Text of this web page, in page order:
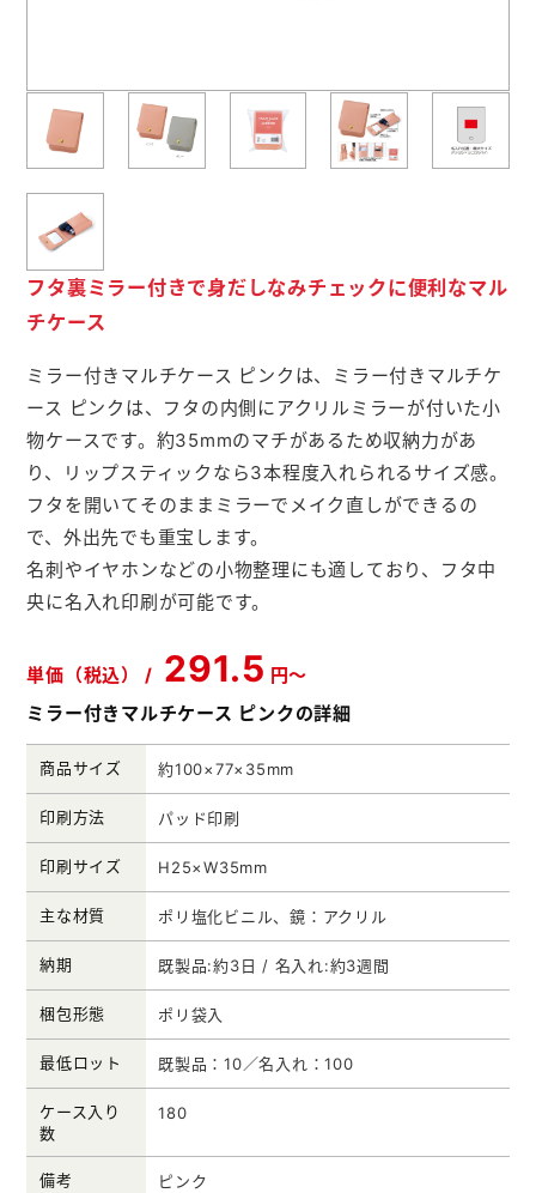
ポケットティッシュ本舗
キャンディー本舗
メモ帳本舗
クリアファイル本舗
ウェットティッシュ本舗
うちわ本舗
扇子本舗
ノベルティグッズ本舗
フタ裏ミラー付きで身だしなみチェックに便利なマル
チケース
ミラー付きマルチケース ピンクは、ミラー付きマルチケ
ース ピンクは、フタの内側にアクリルミラーが付いた小
物ケースです。約35mmのマチがあるため収納力があ
り、リップスティックなら3本程度入れられるサイズ感。
フタを開いてそのままミラーでメイク直しができるの
で、外出先でも重宝します。
名刺やイヤホンなどの小物整理にも適しており、フタ中
央に名入れ印刷が可能です。
単価（税込） / 291.5 円～
ミラー付きマルチケース ピンクの詳細
商品サイズ 約100×77×35mm
印刷方法 パッド印刷
印刷サイズ H25×W35mm
主な材質 ポリ塩化ビニル、鏡：アクリル
納期 既製品:約3日 / 名入れ:約3週間
梱包形態 ポリ袋入
最低ロット 既製品：10／名入れ：100
ケース入り
数
180
備考 ピンク